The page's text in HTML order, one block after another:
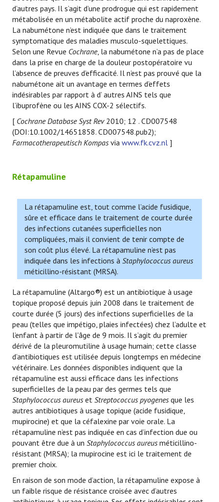
d’autres pays. Il s’agit d’une prodrogue qui est rapidement
métabolisée en un métabolite actif proche du naproxène.
La nabumétone n’est indiquée que dans le traitement
symptomatique des maladies musculo-squelettiques.
Selon une Revue Cochrane, la nabumétone n’a pas de place
dans la prise en charge de la douleur postopératoire vu
l’absence de preuves d’efficacité. Il n’est pas prouvé que la
nabumétone ait un avantage en termes d’effets
indésirables par rapport à d’ autres AINS tels que
l’ibuprofène ou les AINS COX-2 sélectifs.
[ Cochrane Database Syst Rev2010; 12 . CD007548
(DOI:10.1002/14651858. CD007548.pub2);
Farmacotherapeutisch Kompas via www.fk.cvz.nl ]
Rétapamuline
La rétapamuline est, tout comme l’acide fusidique,
sûre et efficace dans le traitement de courte durée
des infections cutanées superficielles non
compliquées, mais il convient de tenir compte de
son coût plus élevé. La rétapamuline n’est pas
indiquée dans les infections à Staphylococcus aureus
méticillino-résistant (MRSA).
La rétapamuline (Altargo®) est un antibiotique à usage
topique proposé depuis juin 2008 dans le traitement de
courte durée (5 jours) des infections superficielles de la
peau (telles que impétigo, plaies infectées) chez l’adulte et
l’enfant à partir de l'âge de 9 mois. Il s’agit du premier
dérivé de la pleuromutiline à usage humain; cette classe
d’antibiotiques est utilisée depuis longtemps en médecine
vétérinaire. Les données disponibles indiquent que la
rétapamuline est aussi efficace dans les infections
superficielles de la peau par des germes tels que
Staphylococcus aureus et Streptococcus pyogenes que les
autres antibiotiques à usage topique (acide fusidique,
mupirocine) et que la céfalexine par voie orale. La
rétapamuline n’est pas indiquée en cas d’infection due ou
pouvant être due à un Staphylococcus aureus méticillino-
résistant (MRSA); la mupirocine est ici le traitement de
premier choix.
En raison de son mode d’action, la rétapamuline expose à
un faible risque de résistance croisée avec d’autres